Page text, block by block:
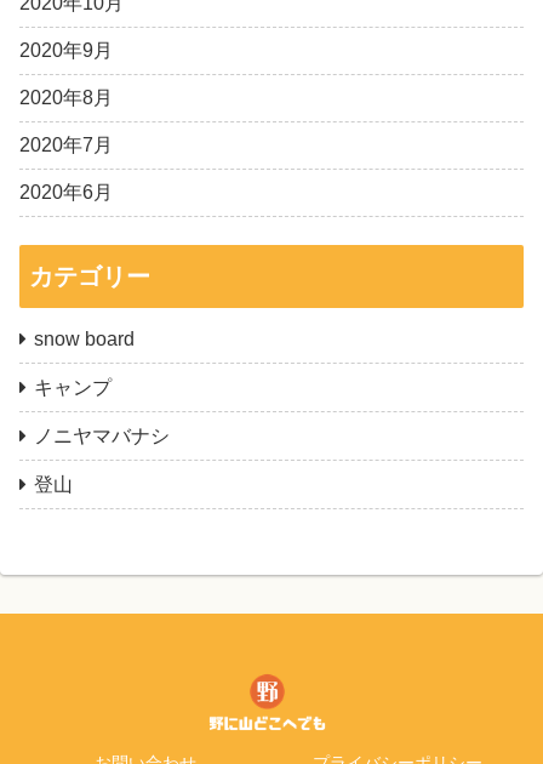
2020年9月
2020年8月
2020年7月
2020年6月
カテゴリー
snow board
キャンプ
ノニヤマバナシ
登山